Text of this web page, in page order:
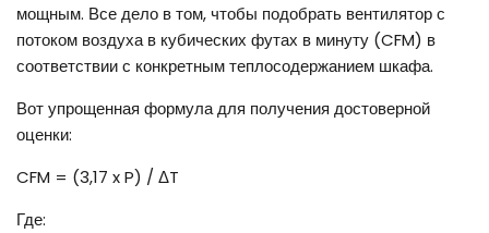
мощным. Все дело в том, чтобы подобрать вентилятор с
потоком воздуха в кубических футах в минуту (CFM) в
соответствии с конкретным теплосодержанием шкафа.
Вот упрощенная формула для получения достоверной
оценки:
CFM = (3,17 x P) / ΔT
Где: